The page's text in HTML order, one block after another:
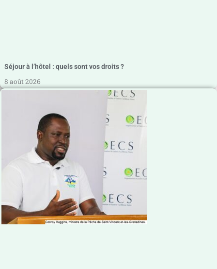
Séjour à l’hôtel : quels sont vos droits ?
8 août 2026